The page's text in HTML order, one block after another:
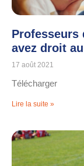
Professeurs
avez droit
17 août 2021
Télécharger
Lire la suite »